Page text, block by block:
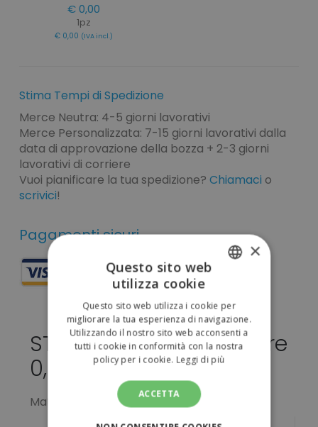
€ 0,00
1pz
€ 0,00 (IVA incl.)
Stima Tempi di Spedizione
Merce Neutra: 4-5 giorni lavorativi
Merce Personalizzata: 7-15 giorni lavorativi dalla
data di approvazione della bozza + 2-3 giorni
lavorativi di corriere
Vuoi pianificare la tua spedizione? Chiamaci o
scrivici!
Pagamenti sicuri
STOMP da personalizzare
0,04 €
Matita con gomma.
ENGLISH
×
Questo sito web
utilizza cookie
Questo sito web utilizza i cookie per
migliorare la tua esperienza di navigazione.
Utilizzando il nostro sito web acconsenti a
tutti i cookie in conformità con la nostra
policy per i cookie. Leggi di più
ACCETTA